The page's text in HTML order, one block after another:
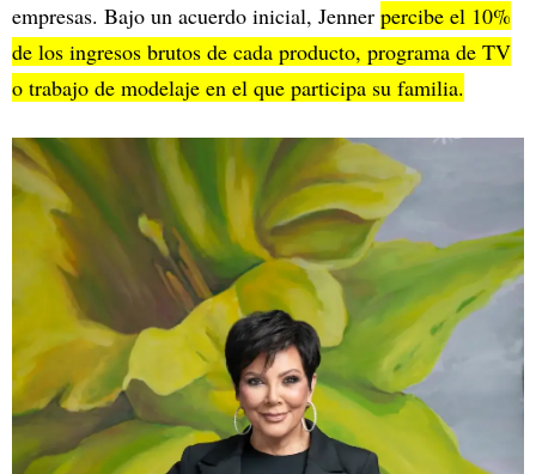
empresas. Bajo un acuerdo inicial, Jenner percibe el 10%
de los ingresos brutos de cada producto, programa de TV
o trabajo de modelaje en el que participa su familia.